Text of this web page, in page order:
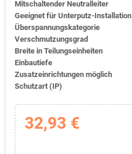
Mitschaltender Neutralleiter
Geeignet für Unterputz-Installation
Überspannungskategorie
Verschmutzungsgrad
Breite in Teilungseinheiten
Einbautiefe
Zusatzeinrichtungen möglich
Schutzart (IP)
32,93 €